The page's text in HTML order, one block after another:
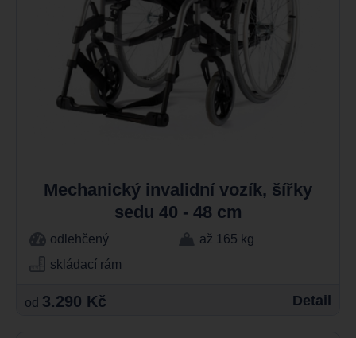
Mechanický invalidní vozík, šířky
sedu 40 - 48 cm
odlehčený
až 165 kg
skládací rám
od 3.290 Kč Detail